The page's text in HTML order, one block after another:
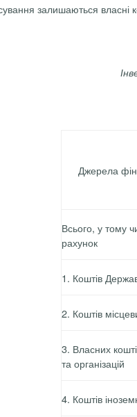
залишаються власні
Джерела
Всього, у тому
рахунок
1. Коштів
2. Коштів
3. Власних
та організацій
4. Коштів